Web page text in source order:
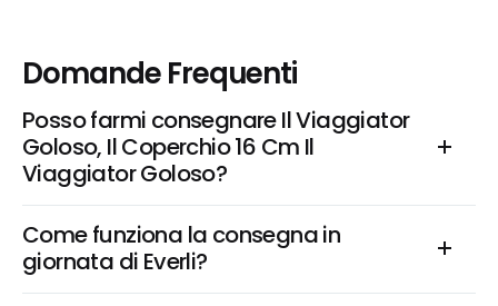
Domande Frequenti
Posso farmi consegnare Il Viaggiator
Goloso, Il Coperchio 16 Cm Il
Viaggiator Goloso?
Come funziona la consegna in
giornata di Everli?